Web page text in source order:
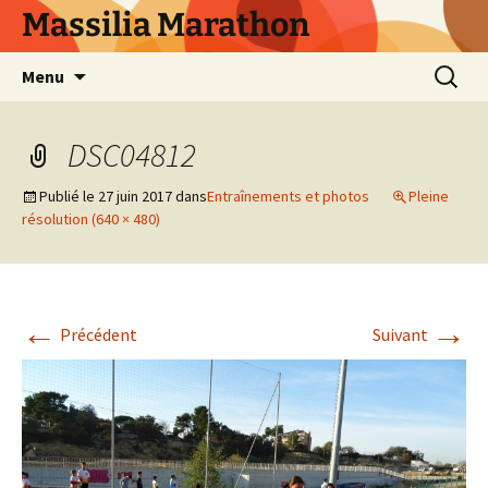
AllerMassilia Marathon
Menu
DSC04812
Publié le 27 juin 2017dansEntraînements et photos
Pleine
résolution (640 × 480)
← Précédent Suivant →